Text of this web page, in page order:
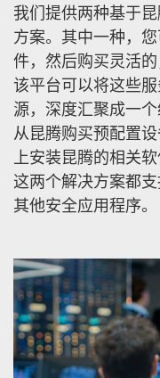
我们提供两种基于
方案。其中一种，
件，然后购买灵活
该平台可以将这些
源，深度汇聚成一
从昆腾购买预配置
上安装昆腾的相关软
这两个解决方案都
其他安全应用程序。